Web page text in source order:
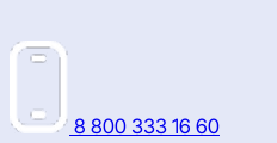
к
8 800 333 16 60